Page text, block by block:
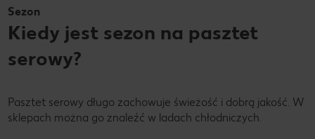
Sezon
Kiedy jest sezon na pasztet
serowy?
Pasztet serowy długo zachowuje świeżość i dobrą jakość. W
sklepach można go znaleźć w ladach chłodniczych.